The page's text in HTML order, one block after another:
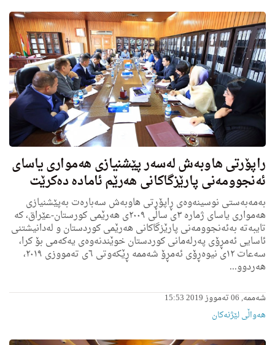
راپۆرتی هاوبه‌ش له‌سه‌ر پێشنیازی هه‌موارى یاسای
ئه‌نجوومه‌نی پارێزگاكانى هه‌رێم ئاماده‌ ده‌كرێت
بەمەبەستی نوسینەوەی ڕاپۆرتی هاوبەش سه‌باره‌ت به‌پێشنیازی
هەمواری یاسای ژمارە ۳ی ساڵی ۲۰۰۹ی هەرێمی کورستان-عێراق، کە
تایبەتە بەئەنجوومەنی پارێزگاکانی هەرێمی کوردستان و لەدانیشتنی
ئاسایی ئەمڕۆی پەرلەمانی کوردستان خوێندنەوەی یەکەمی بۆ کرا،
سەعات ۱۲ی نیوەڕۆی ئەمڕۆ شەممە ڕێکەوتی ٦ی تەمووزی ۲۰۱۹،
هەردوو...
شەممە, 06 تەمووز 2019 15:53
هه‌واڵى لێژنه‌كان